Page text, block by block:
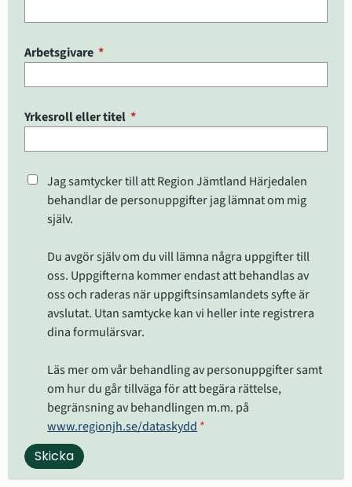
Arbetsgivare *(obligatorisk)
Yrkesroll eller titel *(obligatorisk)
Jag samtycker till att Region Jämtland Härjedalen
behandlar de personuppgifter jag lämnat om mig
själv.
Du avgör själv om du vill lämna några uppgifter till
oss. Uppgifterna kommer endast att behandlas av
oss och raderas när uppgiftsinsamlandets syfte är
avslutat. Utan samtycke kan vi heller inte registrera
dina formulärsvar.
Läs mer om vår behandling av personuppgifter samt
om hur du går tillväga för att begära rättelse,
begränsning av behandlingen m.m. på
www.regionjh.se/dataskydd *